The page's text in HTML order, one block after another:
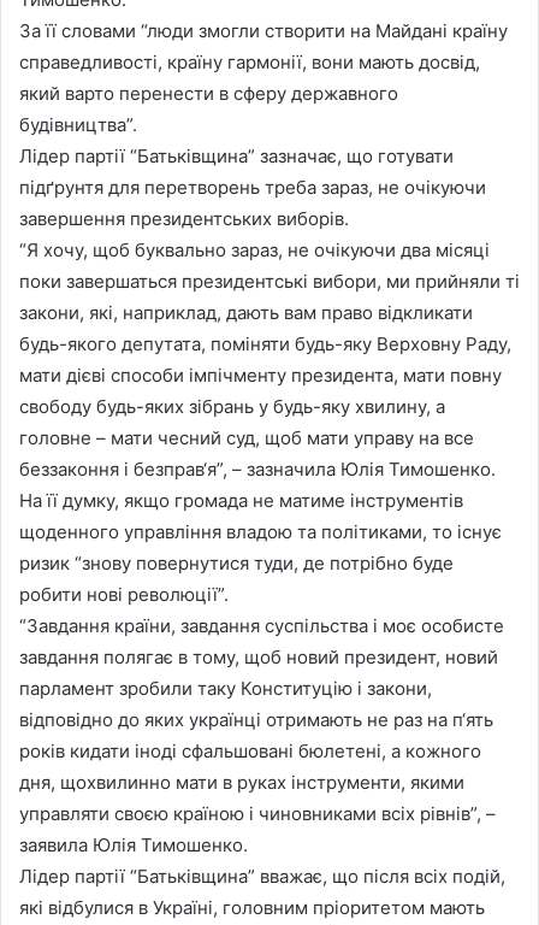
За її словами “люди змогли створити на Майдані країну
справедливості, країну гармонії, вони мають досвід,
який варто перенести в сферу державного
будівництва”.
Лідер партії “Батьківщина” зазначає, що готувати
підґрунтя для перетворень треба зараз, не очікуючи
завершення президентських виборів.
“Я хочу, щоб буквально зараз, не очікуючи два місяці
поки завершаться президентські вибори, ми прийняли ті
закони, які, наприклад, дають вам право відкликати
будь-якого депутата, поміняти будь-яку Верховну Раду,
мати дієві способи імпічменту президента, мати повну
свободу будь-яких зібрань у будь-яку хвилину, а
головне – мати чесний суд, щоб мати управу на все
беззаконня і безправ‘я”, – зазначила Юлія Тимошенко.
На її думку, якщо громада не матиме інструментів
щоденного управління владою та політиками, то існує
ризик “знову повернутися туди, де потрібно буде
робити нові революції”.
“Завдання країни, завдання суспільства і моє особисте
завдання полягає в тому, щоб новий президент, новий
парламент зробили таку Конституцію і закони,
відповідно до яких українці отримають не раз на п‘ять
років кидати іноді сфальшовані бюлетені, а кожного
дня, щохвилинно мати в руках інструменти, якими
управляти своєю країною і чиновниками всіх рівнів”, –
заявила Юлія Тимошенко.
Лідер партії “Батьківщина” вважає, що після всіх подій,
які відбулися в Україні, головним пріоритетом мають